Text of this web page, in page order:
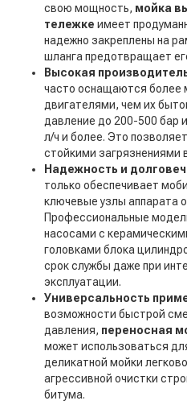
свою мощность, мойка
тележке имеет
надежно закреплены на
шланга предотвращает
Высокая
часто оснащаются
двигателями, чем их
давление до 200-500 бар
л/ч и более. Это
стойкими загрязнениями
Надежность и
только обеспечивает
ключевые узлы аппарата
Профессиональные
насосами с
головками блока
срок службы даже при
эксплуатации.
Универсальность
возможности быстрой
давления, переносная
может использоваться
деликатной мойки
агрессивной очистки
битума.